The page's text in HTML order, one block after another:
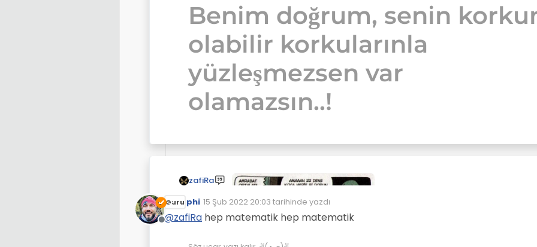
Benim doğrum, senin
olabilir korkularınla
yüzleşmezsen var
olamazsın..!
zafiRa
Çevrimdışı
Guru phi 15 Şub 2022 20:03 tarihinde yazdı
Son düzenleyen:
@zafiRa hep matematik hep matematik